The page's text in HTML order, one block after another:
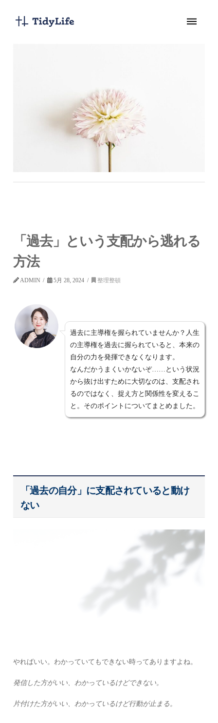
「過去」という支配から逃れる
方法
ADMIN 5月 28, 2024 整理整頓
過去に主導権を握られていませんか？人生
の主導権を過去に握られていると、本来の
自分の力を発揮できなくなります。
なんだかうまくいかないぞ……という状況
から抜け出すために大切なのは、支配され
るのではなく、捉え方と関係性を変えるこ
と。そのポイントについてまとめました。
「過去の自分」に支配されていると動け
ない
やればいい。わかっていてもできない時ってありますよね。
発信した方がいい、わかっているけどできない。
片付けた方がいい、わかっているけど行動が止まる。